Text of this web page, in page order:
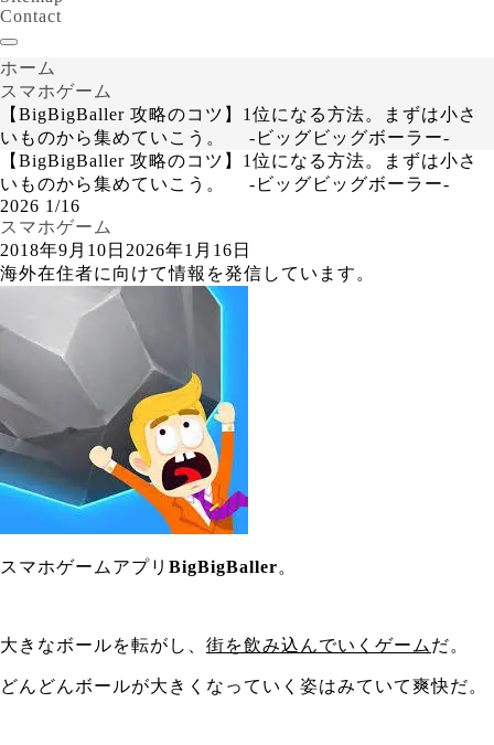
Contact
ホーム
スマホゲーム
【BigBigBaller 攻略のコツ】1位になる方法。まずは小さ
いものから集めていこう。 -ビッグビッグボーラー-
【BigBigBaller 攻略のコツ】1位になる方法。まずは小さ
いものから集めていこう。 -ビッグビッグボーラー-
2026 1/16
スマホゲーム
2018年9月10日 2026年1月16日
海外在住者に向けて情報を発信しています。
スマホゲームアプリ BigBigBaller。
大きなボールを転がし、 街を飲み込んでいくゲーム だ。
どんどんボールが大きくなっていく姿はみていて爽快だ。